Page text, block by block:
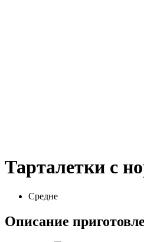
Тарталетки с
Средне
Описание